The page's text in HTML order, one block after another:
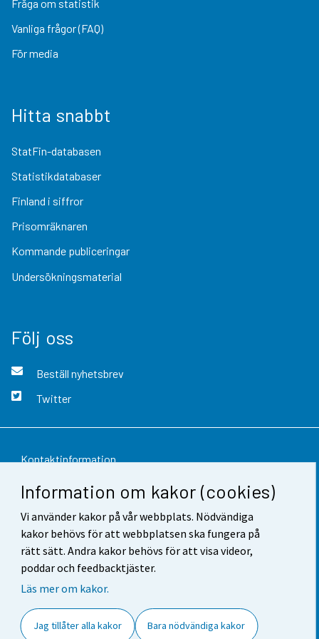
Information om kakor (cookies)
Vi använder kakor på vår webbplats. Nödvändiga
kakor behövs för att webbplatsen ska fungera på
rätt sätt. Andra kakor behövs för att visa videor,
poddar och feedbacktjäster.
Läs mer om kakor.
Jag tillåter alla kakor Bara nödvändiga kakor
Fråga om statistik
Vanliga frågor (FAQ)
För media
Hitta snabbt
StatFin-databasen
Statistikdatabaser
Finland i siffror
Prisomräknaren
Kommande publiceringar
Undersökningsmaterial
Följ oss
Beställ nyhetsbrev
Twitter
Kontaktinformation
Respons
Användarvillkor
Dataskydd
Tillgänglighet
Cookie-inställningar